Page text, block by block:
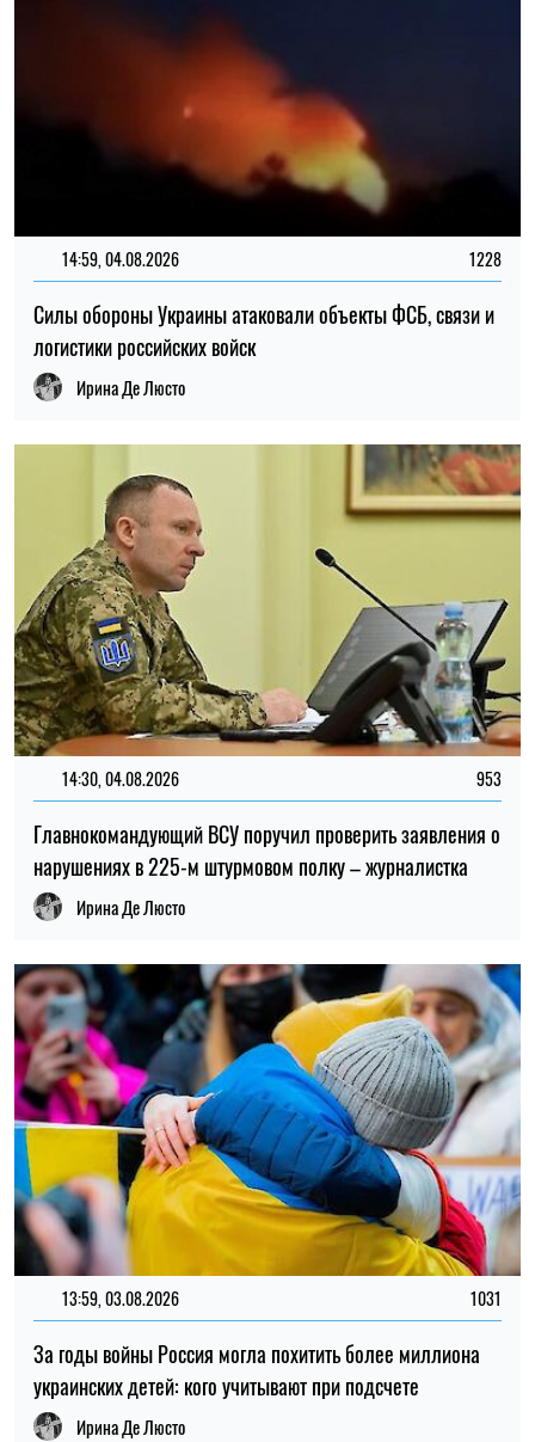
09:30, 31.07.2026
В Украине с 1 августа обновят отдельные нормы
мобилизации: что изменится для граждан
19:34, 22.07.2026 5417
Статус "Ветеран труда" в 2026 году: кто может оформить
и какие льготы предусмотрены
Алена Ткалич
22:30, 23.07.2026 5054
Украинцам выплатят до 37 800 грн: кто может получить
новую помощь от «Каритаса»
Алена Ткалич